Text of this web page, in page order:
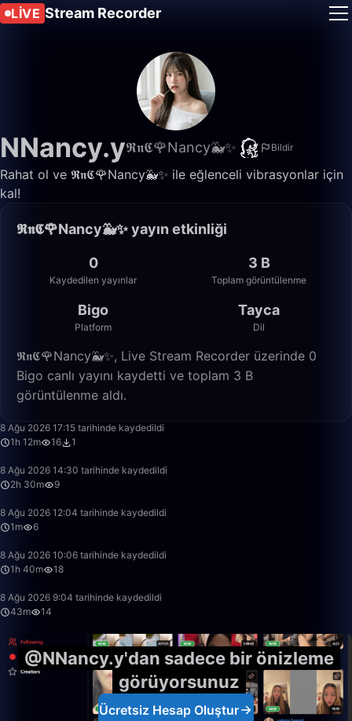
LIVE Stream Recorder
NNancy.y𝕽𝖓𝕮🌹Nancy🐳✨ Bildir
Rahat ol ve 𝕽𝖓𝕮🌹Nancy🐳✨ ile eğlenceli vibrasyonlar için
kal!
𝕽𝖓𝕮🌹Nancy🐳✨ yayın etkinliği
0
Kaydedilen yayınlar
3 B
Toplam görüntülenme
Bigo
Platform
Tayca
Dil
𝕽𝖓𝕮🌹Nancy🐳✨, Live Stream Recorder üzerinde 0
Bigo canlı yayını kaydetti ve toplam 3 B
görüntülenme aldı.
8 Ağu 2026 17:15 tarihinde kaydedildi
1h 12m
16 1
8 Ağu 2026 14:30 tarihinde kaydedildi
2h 30m
9
8 Ağu 2026 12:04 tarihinde kaydedildi
1m
6
8 Ağu 2026 10:06 tarihinde kaydedildi
1h 40m
18
8 Ağu 2026 9:04 tarihinde kaydedildi
43m
14
@NNancy.y'dan sadece bir önizleme
görüyorsunuz
Ücretsiz Hesap Oluştur